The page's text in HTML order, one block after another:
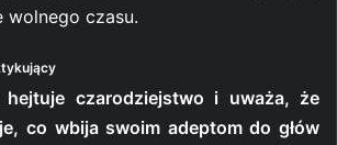
wolnego czasu.
hejtuje czarodziejstwo i uważa, że
co wbija swoim adeptom do głów